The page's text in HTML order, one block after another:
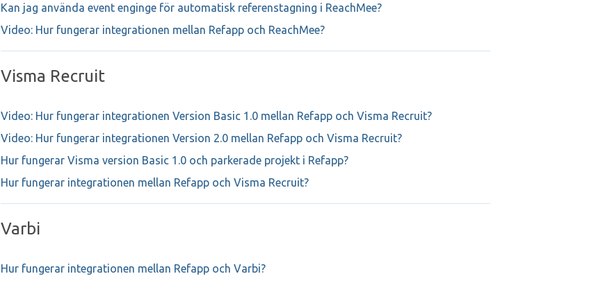
Kan jag använda event enginge för automatisk referenstagning i ReachMee?
Video: Hur fungerar integrationen mellan Refapp och ReachMee?
Visma Recruit
Video: Hur fungerar integrationen Version Basic 1.0 mellan Refapp och Visma Recruit?
Video: Hur fungerar integrationen Version 2.0 mellan Refapp och Visma Recruit?
Hur fungerar Visma version Basic 1.0 och parkerade projekt i Refapp?
Hur fungerar integrationen mellan Refapp och Visma Recruit?
Varbi
Hur fungerar integrationen mellan Refapp och Varbi?